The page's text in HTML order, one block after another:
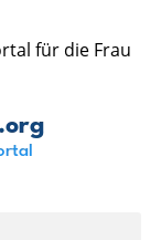
für die Frau